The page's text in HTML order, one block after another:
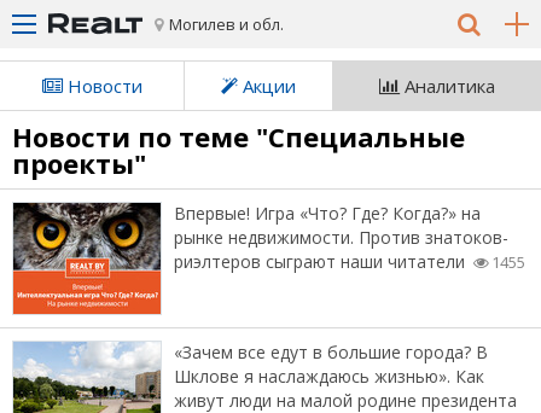
Могилев и обл.
Новости Акции Аналитика
Новости по теме "Специальные
проекты"
Впервые! Игра «Что? Где? Когда?» на
рынке недвижимости. Против знатоков-
риэлтеров сыграют наши читатели
1455
«Зачем все едут в большие города? В
Шклове я наслаждаюсь жизнью». Как
живут люди на малой родине президента